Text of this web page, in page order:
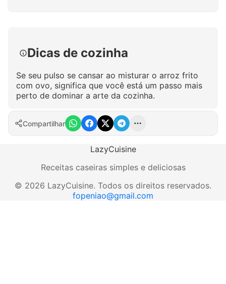
Dicas de cozinha
Se seu pulso se cansar ao misturar o arroz frito
com ovo, significa que você está um passo mais
perto de dominar a arte da cozinha.
Compartilhar
LazyCuisine
Receitas caseiras simples e deliciosas
© 2026 LazyCuisine. Todos os direitos reservados.
fopeniao@gmail.com